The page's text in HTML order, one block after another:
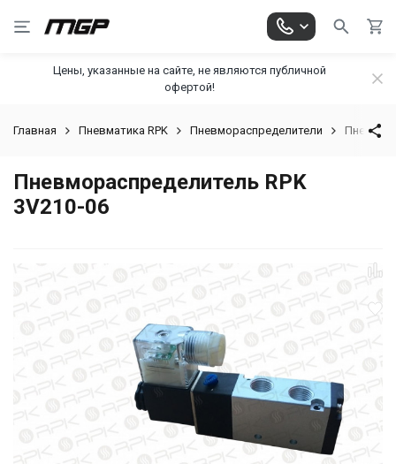
Цены, указанные на сайте, не являются публичной
офертой!
Главная Пневматика RPK Пневмораспределители
Пневмораспределитель RPK
3V210-06